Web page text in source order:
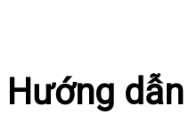
Hướng